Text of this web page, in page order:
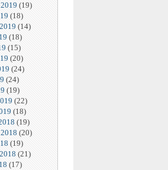
(19)
(18)
(14)
(18)
(15)
(20)
(24)
(24)
(19)
(22)
(18)
(19)
(20)
(19)
(21)
(17)